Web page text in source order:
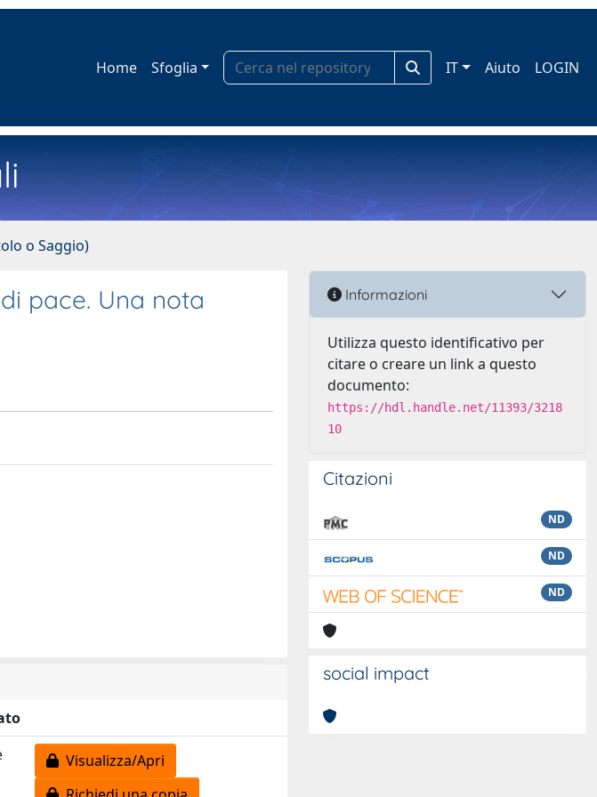
Home Sfoglia IT Aiuto LOGIN
o Saggio)
pace. Una nota
Visualizza/Apri
Informazioni
Utilizza questo identificativo per
citare o creare un link a questo
documento:
https://hdl.handle.net/11393/3218
10
Citazioni
ND
ND
ND
social impact